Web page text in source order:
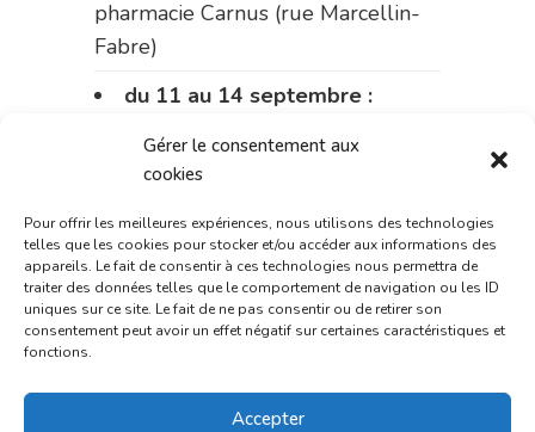
Gérer le consentement aux
cookies
Pour offrir les meilleures expériences, nous utilisons des technologies
telles que les cookies pour stocker et/ou accéder aux informations des
appareils. Le fait de consentir à ces technologies nous permettra de
traiter des données telles que le comportement de navigation ou les ID
uniques sur ce site. Le fait de ne pas consentir ou de retirer son
consentement peut avoir un effet négatif sur certaines caractéristiques et
fonctions.
Accepter
pharmacie Carnus (rue Marcellin-
Fabre)
du 11 au 14 septembre :
pharmacie Dupont (place de la
République)
Le 14 septembre :
pharmacie
Charignon-Dumas (La Fouillade)
du 14 au 18 septembre :
pharmacie Palobart (Laguépie)
pharmacie Fontanges